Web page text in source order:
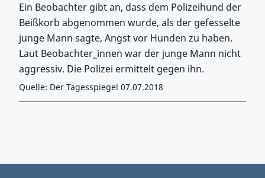
Ein Beobachter gibt an, dass dem Polizeihund der
Beißkorb abgenommen wurde, als der gefesselte
junge Mann sagte, Angst vor Hunden zu haben.
Laut Beobachter_innen war der junge Mann nicht
aggressiv. Die Polizei ermittelt gegen ihn.
Quelle: Der Tagesspiegel 07.07.2018